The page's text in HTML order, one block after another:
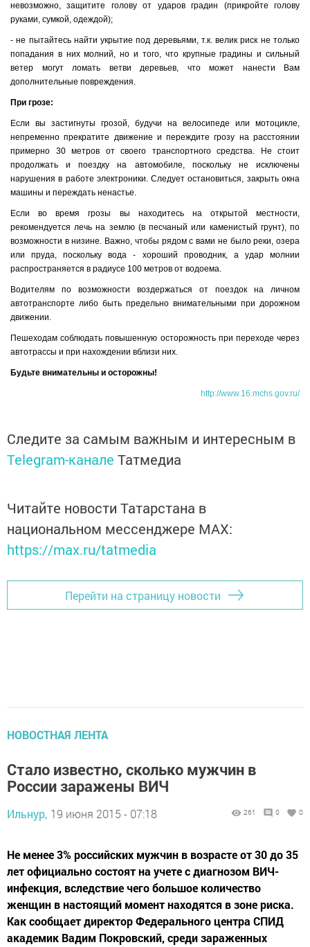
невозможно, защитите голову от ударов градин (прикройте голову
руками, сумкой, одеждой);
- не пытайтесь найти укрытие под деревьями, т.к. велик риск не только
попадания в них молний, но и того, что крупные градины и сильный
ветер могут ломать ветви деревьев, что может нанести Вам
дополнительные повреждения.
При грозе:
Если вы застигнуты грозой, будучи на велосипеде или мотоцикле,
непременно прекратите движение и переждите грозу на расстоянии
примерно 30 метров от своего транспортного средства. Не стоит
продолжать и поездку на автомобиле, поскольку не исключены
нарушения в работе электроники. Следует остановиться, закрыть окна
машины и переждать ненастье.
Если во время грозы вы находитесь на открытой местности,
рекомендуется лечь на землю (в песчаный или каменистый грунт), по
возможности в низине. Важно, чтобы рядом с вами не было реки, озера
или пруда, поскольку вода - хороший проводник, а удар молнии
распространяется в радиусе 100 метров от водоема.
Водителям по возможности воздержаться от поездок на личном
автотранспорте либо быть предельно внимательными при дорожном
движении.
Пешеходам соблюдать повышенную осторожность при переходе через
автотрассы и при нахождении вблизи них.
Будьте внимательны и осторожны!
http://www.16.mchs.gov.ru/
Следите за самым важным и интересным в
Telegram-канале Татмедиа
Читайте новости Татарстана в
национальном мессенджере MАХ:
https://max.ru/tatmedia
Перейти на страницу новости
НОВОСТНАЯ ЛЕНТА
Стало известно, сколько мужчин в
России заражены ВИЧ
Ильнур, 19 июня 2015 - 07:18 261 0 0
Не менее 3% российских мужчин в возрасте от 30 до 35
лет официально состоят на учете с диагнозом ВИЧ-
инфекция, вследствие чего большое количество
женщин в настоящий момент находятся в зоне риска.
Как сообщает директор Федерального центра СПИД
академик Вадим Покровский, среди зараженных